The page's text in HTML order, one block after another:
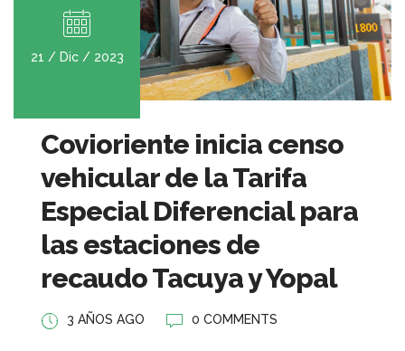
21 / Dic / 2023
Covioriente inicia censo
vehicular de la Tarifa
Especial Diferencial para
las estaciones de
recaudo Tacuya y Yopal
3 AÑOS AGO 0 COMMENTS